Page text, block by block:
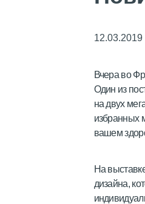
12.03.2019
Вчера во
Один из
на двух
избранных
вашем
На
дизайна,